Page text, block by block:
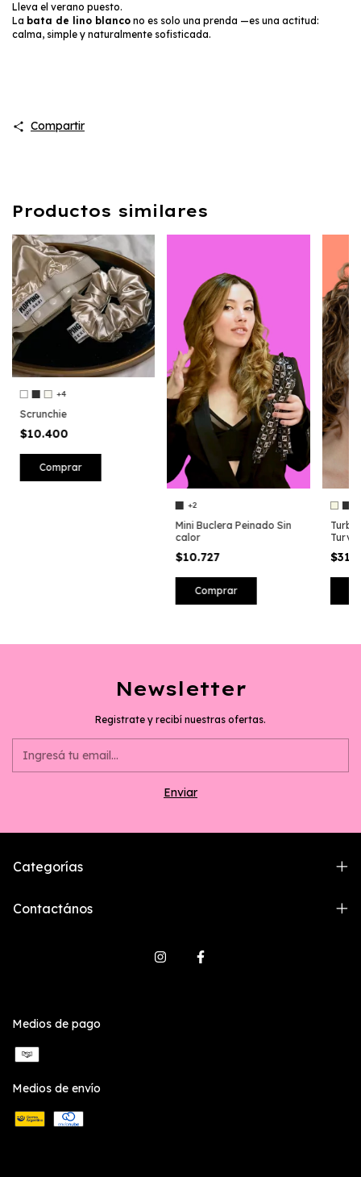
Lleva el verano puesto.
La bata de lino blanco no es solo una prenda —es una actitud:
calma, simple y naturalmente sofisticada.
Compartir
Productos similares
+4
Scrunchie
$10.400
Comprar
+2
Mini Buclera Peinado Sin
calor
$10.727
Comprar
Newsletter
Registrate y recibí nuestras ofertas.
Categorías
Contactános
Medios de pago
Medios de envío